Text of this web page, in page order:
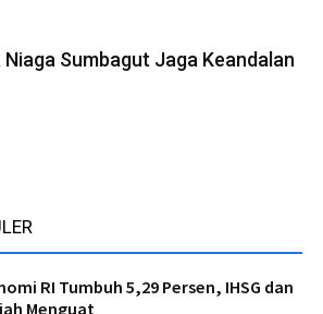
Sumbagut Jaga Keandalan
RI Tumbuh 5,29 Persen, IHSG dan
Menguat